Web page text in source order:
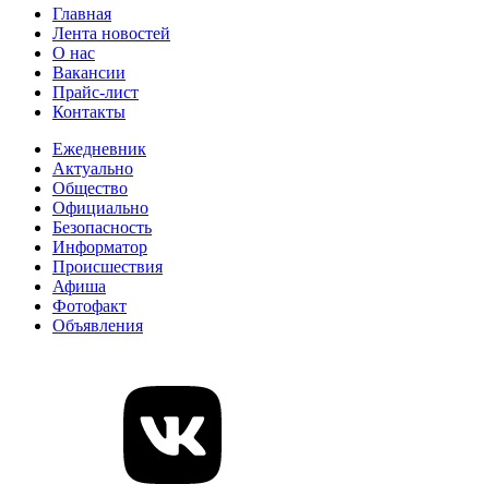
Главная
Лента новостей
О нас
Вакансии
Прайс-лист
Контакты
Ежедневник
Актуально
Общество
Официально
Безопасность
Информатор
Происшествия
Афиша
Фотофакт
Объявления